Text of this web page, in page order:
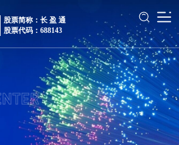
股票简称：长 盈 通
股票代码：688143